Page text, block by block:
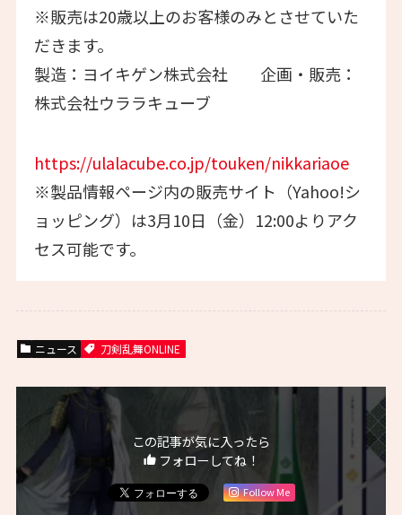
※販売は20歳以上のお客様のみとさせていた
だきます。
製造：ヨイキゲン株式会社 企画・販売：
株式会社ウララキューブ
https://ulalacube.co.jp/touken/nikkariaoe
※製品情報ページ内の販売サイト（Yahoo!シ
ョッピング）は3月10日（金）12:00よりアク
セス可能です。
ニュース 刀剣乱舞ONLINE
この記事が気に入ったら
フォローしてね！
Follow Me